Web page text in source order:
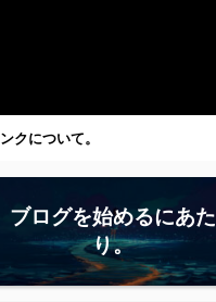
クについて。
ブログを始めるにあた
り。